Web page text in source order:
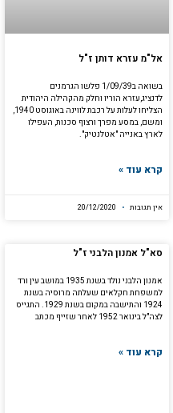
אל"מ עזרא דותן ז"ל
בשואה ב1/09/39 פלשו הגרמנים
לדנציג,עזרא הוריו וחלק מהקהילה היהודית
הצליחו לעלות על רכבת לווינה באוגוסט 1940,
ומשם, במסע מפרך ורצוף סכנות, העפילו
לארץ באנייה "אטלנטיק".
קרא עוד »
אין תגובות
סא"ל אמנון הלבני ז"ל
אמנון הלבני נולד בשנת 1935 במושב עין ורד
למשפחת חקלאים שעלתה מרוסיה בשנת
1924 והתישבה במקום בשנת 1929. התגייס
לצה"ל בינואר 1952 לאחר שזייף מכתב
קרא עוד »